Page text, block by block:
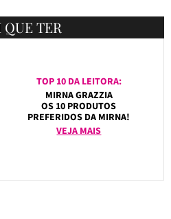
TER
TOP 10 DA LEITORA:
MIRNA GRAZZIA
OS 10 PRODUTOS
PREFERIDOS DA MIRNA!
VEJA MAIS